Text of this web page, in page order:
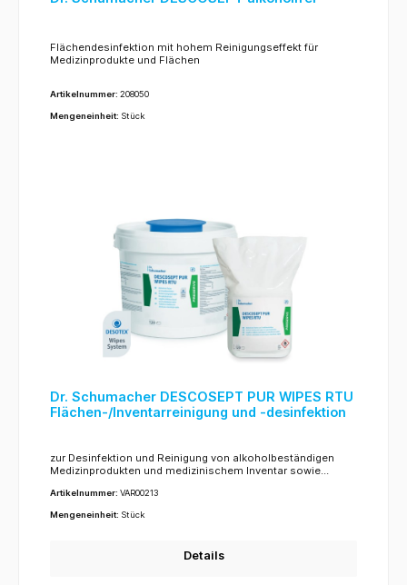
Flächendesinfektion mit hohem Reinigungseffekt für
Medizinprodukte und Flächen
Artikelnummer: 208050
Mengeneinheit: Stück
Dr. Schumacher DESCOSEPT PUR WIPES RTU
Flächen-/Inventarreinigung und -desinfektion
zur Desinfektion und Reinigung von alkoholbeständigen
Medizinprodukten und medizinischem Inventar sowie
Artikelnummer: VAR00213
Mengeneinheit: Stück
Details